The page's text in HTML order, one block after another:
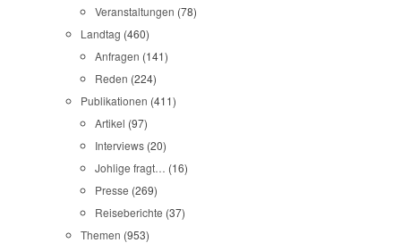
Veranstaltungen (78)
Landtag (460)
Anfragen (141)
Reden (224)
Publikationen (411)
Artikel (97)
Interviews (20)
Johlige fragt… (16)
Presse (269)
Reiseberichte (37)
Themen (953)